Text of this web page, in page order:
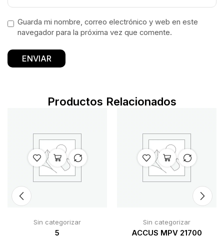
Guarda mi nombre, correo electrónico y web en este
navegador para la próxima vez que comente.
Productos Relacionados
Sin categorizar
5
Sin categorizar
ACCUS MPV 21700